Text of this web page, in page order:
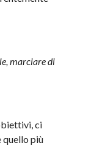
marciare di
ci
quello più